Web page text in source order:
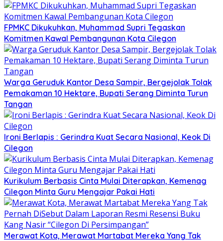
FPMKC Dikukuhkan, Muhammad Supri Tegaskan
Komitmen Kawal Pembangunan Kota Cilegon
Warga Geruduk Kantor Desa Sampir, Bergejolak Tolak
Pemakaman 10 Hektare, Bupati Serang Diminta Turun
Tangan
Ironi Berlapis : Gerindra Kuat Secara Nasional, Keok Di
Cilegon
Kurikulum Berbasis Cinta Mulai Diterapkan, Kemenag
Cilegon Minta Guru Mengajar Pakai Hati
Merawat Kota, Merawat Martabat Mereka Yang Tak